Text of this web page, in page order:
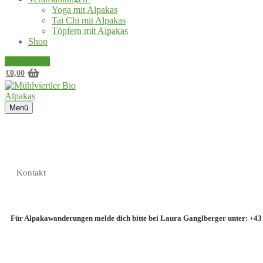
Yoga mit Alpakas
Tai Chi mit Alpakas
Töpfern mit Alpakas
Shop
€0,00
Menü
Kontakt​
Für Alpakawanderungen melde dich bitte bei Laura Ganglberger unter: